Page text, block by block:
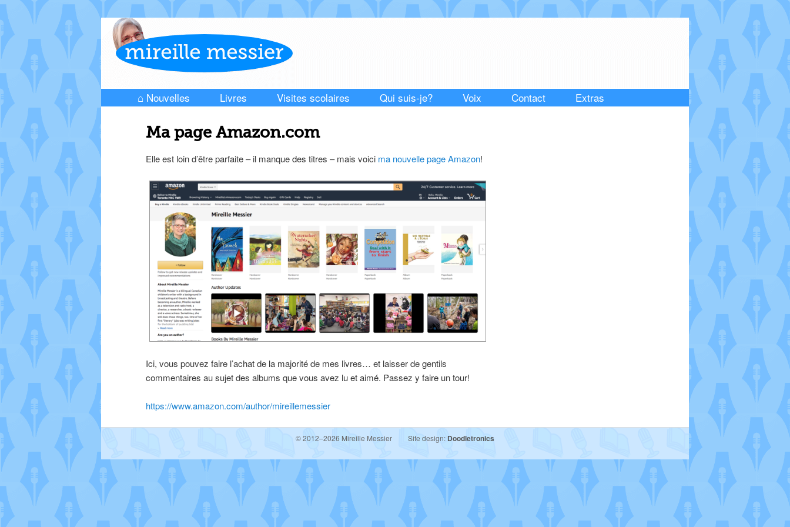
Main menuSkip to primary content
Skip to secondary content
⌂ Nouvelles Livres Visites scolaires Qui suis-je? Voix Contact Extras
Ma page Amazon.com
Elle est loin d’être parfaite – il manque des titres – mais voici ma nouvelle page Amazon!
Ici, vous pouvez faire l’achat de la majorité de mes livres… et laisser de gentils
commentaires au sujet des albums que vous avez lu et aimé. Passez y faire un tour!
https://www.amazon.com/author/mireillemessier
© 2012–2026 Mireille Messier Site design: Doodletronics